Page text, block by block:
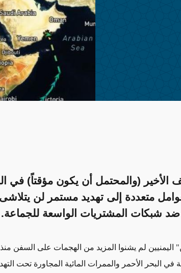
الأخير (والمحتمل أن يكون مؤقتاً) في
متعددة إلى تهديد مستمر لن
ضد شبكات المشتريات الواسعة للجماعة.
اليمنيين لم يشنوا المزيد من الهجمات على السفن منذ
في البحر الأحمر والممرات المائية المجاورة تحت